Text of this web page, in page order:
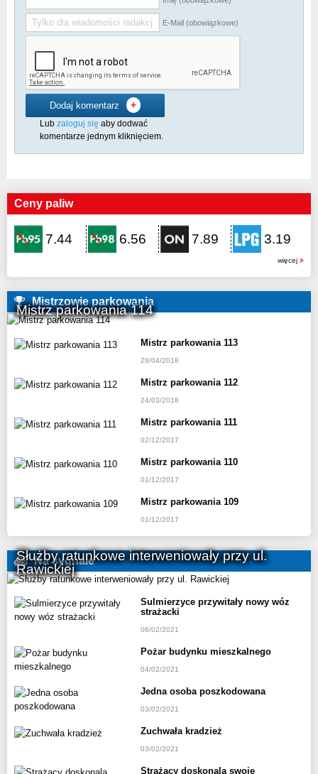
E-Mail (obowiązkowe)
Dodaj komentarz +
Lub zaloguj się aby dodwać
komentarze jednym kliknięciem.
Ceny paliw
7.44 6.56 7.89 3.19
więcej
Mistrzowie parkowania
Mistrz parkowania 114
Mistrz parkowania 113
28/04/2018
Mistrz parkowania 112
24/03/2018
Mistrz parkowania 111
02/12/2017
Mistrz parkowania 110
01/12/2017
Mistrz parkowania 109
01/12/2017
Na sygnale
Służby ratunkowe interweniowały przy ul.
Rawickiej
Sulmierzyce przywitały nowy wóz
strażacki
06/02/2021
Pożar budynku mieszkalnego
04/02/2021
Jedna osoba poszkodowana
03/02/2021
Zuchwała kradzież
03/02/2021
Strażacy doskonalą swoje